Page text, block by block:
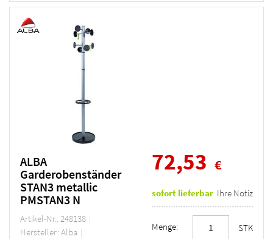
ALBA
Garderobenständer
STAN3 metallic
PMSTAN3 N
Artikel-Nr.: 248138
Hersteller: Alba
72,53 €
sofort lieferbar Ihre Notiz
Menge: STK